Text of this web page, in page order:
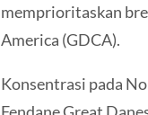
memprioritaskan
America (GDCA).
Konsentrasi pada